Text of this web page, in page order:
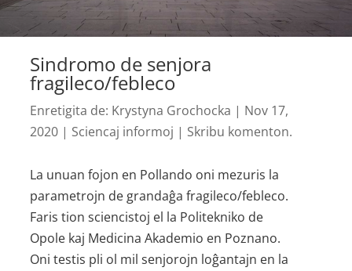
Sindromo de senjora
fragileco/febleco
Enretigita de: Krystyna Grochocka | Nov 17,
2020 | Sciencaj informoj | Skribu komenton.
La unuan fojon en Pollando oni mezuris la
parametrojn de grandaĝa fragileco/febleco.
Faris tion sciencistoj el la Politekniko de
Opole kaj Medicina Akademio en Poznano.
Oni testis pli ol mil senjorojn loĝantajn en la